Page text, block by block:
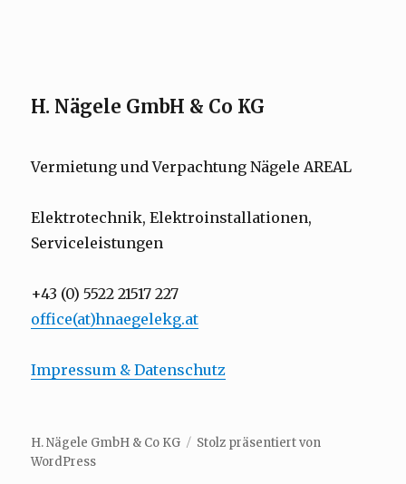
H. Nägele GmbH & Co KG
Vermietung und Verpachtung Nägele AREAL
Elektrotechnik, Elektroinstallationen,
Serviceleistungen
+43 (0) 5522 21517 227
office(at)hnaegelekg.at
Impressum & Datenschutz
H. Nägele GmbH & Co KG
Stolz präsentiert von
WordPress